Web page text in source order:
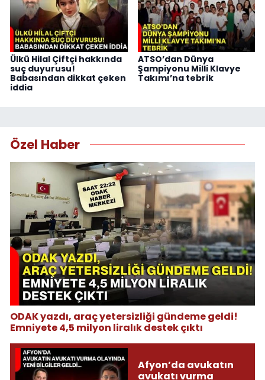
Ülkü Hilal Çiftçi hakkında
suç duyurusu!
Babasından dikkat çeken
iddia
ATSO’dan Dünya
Şampiyonu Milli Klavye
Takımı’na tebrik
Özel Haber
ODAK yazdı, araç yetersizliği gündeme geldi!
Emniyete 4,5 milyon liralık destek çıktı
Afyon’da avukatın
avukatı vurma